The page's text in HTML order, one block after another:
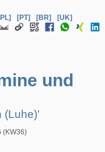
[PT] [BR]
[UK]
und
(Luhe)'
(KW36)